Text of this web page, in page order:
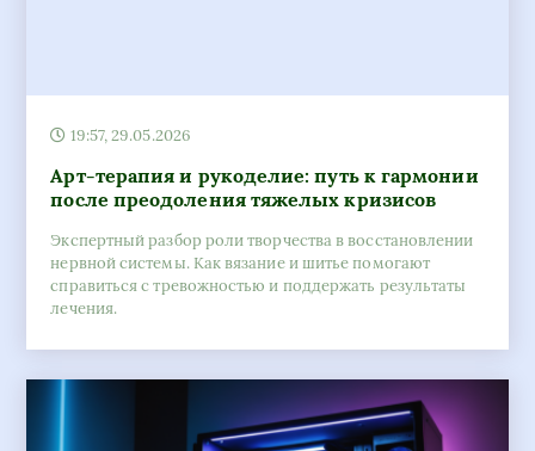
19:57, 29.05.2026
Арт-терапия и рукоделие: путь к гармонии
после преодоления тяжелых кризисов
Экспертный разбор роли творчества в восстановлении
нервной системы. Как вязание и шитье помогают
справиться с тревожностью и поддержать результаты
лечения.